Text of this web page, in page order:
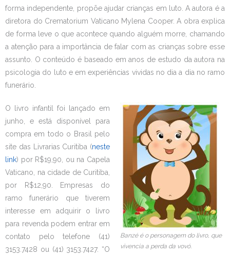
forma independente, propõe ajudar crianças em luto. A autora é a
diretora do Crematorium Vaticano Mylena Cooper. A obra explica
de forma leve o que acontece quando alguém morre, chamando
a atenção para a importância de falar com as crianças sobre esse
assunto. O conteúdo é baseado em anos de estudo da autora na
psicologia do luto e em experiências vividas no dia a dia no ramo
funerário.
Banzé é o personagem do livro, que
vivencia a perda da vovó.
O livro infantil foi lançado em
junho, e está disponível para
compra em todo o Brasil pelo
site das Livrarias Curitiba (neste
link) por R$19,90, ou na Capela
Vaticano, na cidade de Curitiba,
por R$12,90. Empresas do
ramo funerário que tiverem
interesse em adquirir o livro
para revenda podem entrar em
contato pelo telefone (41)
3153.7428 ou (41) 3153.7427. “O